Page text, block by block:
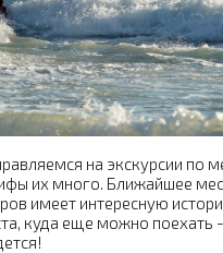
на экскурсии по
их много. Ближайшее
имеет интересную
куда еще можно поехать